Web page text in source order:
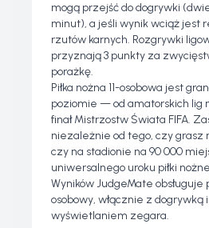
mogą przejść do dogrywki (dwie
minut), a jeśli wynik wciąż jest
rzutów karnych. Rozgrywki
przyznają 3 punkty za
porażkę.
Piłka nożna 11-osobowa jest
poziomie — od amatorskich lig
finał Mistrzostw Świata FIFA.
niezależnie od tego, czy grasz
czy na stadionie na 90 000
uniwersalnego uroku piłki
Wyników JudgeMate obsługuje
osobowy, włącznie z
wyświetlaniem zegara.